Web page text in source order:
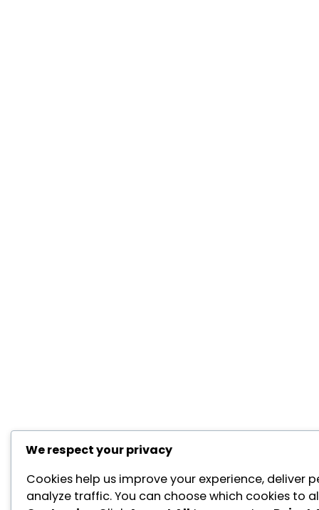
We respect your privacy
Cookies help us improve your experience, deliver
analyze traffic. You can choose which cookies to